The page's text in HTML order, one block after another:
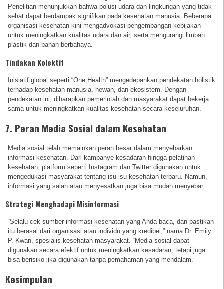
Penelitian menunjukkan bahwa polusi udara dan lingkungan yang tidak
sehat dapat berdampak signifikan pada kesehatan manusia. Beberapa
organisasi kesehatan kini mengadvokasi pengembangan kebijakan
untuk meningkatkan kualitas udara dan air, serta mengurangi limbah
plastik dan bahan berbahaya.
Tindakan Kolektif
Inisiatif global seperti “One Health” mengedepankan pendekatan holistik
terhadap kesehatan manusia, hewan, dan ekosistem. Dengan
pendekatan ini, diharapkan pemerintah dan masyarakat dapat bekerja
sama untuk meningkatkan kualitas kesehatan secara keseluruhan.
7. Peran Media Sosial dalam Kesehatan
Media sosial telah memainkan peran besar dalam menyebarkan
informasi kesehatan. Dari kampanye kesadaran hingga pelatihan
kesehatan, platform seperti Instagram dan Twitter digunakan untuk
mengedukasi masyarakat tentang isu-isu kesehatan terbaru. Namun,
informasi yang salah atau menyesatkan juga bisa mudah menyebar.
Strategi Menghadapi Misinformasi
“Selalu cek sumber informasi kesehatan yang Anda baca, dan pastikan
itu berasal dari organisasi atau individu yang kredibel,” nama Dr. Emily
P. Kwan, spesialis kesehatan masyarakat. “Media sosial dapat
digunakan secara efektif untuk meningkatkan kesadaran, tetapi juga
bisa berisiko jika digunakan tanpa pemahaman yang mendalam.”
Kesimpulan